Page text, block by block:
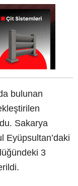
bulunan
Sakarya
Eyüpsultan’daki
3